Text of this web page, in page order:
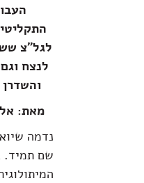
לגל"צ
לנצח
מאת:
נדמה
שם תמיד.